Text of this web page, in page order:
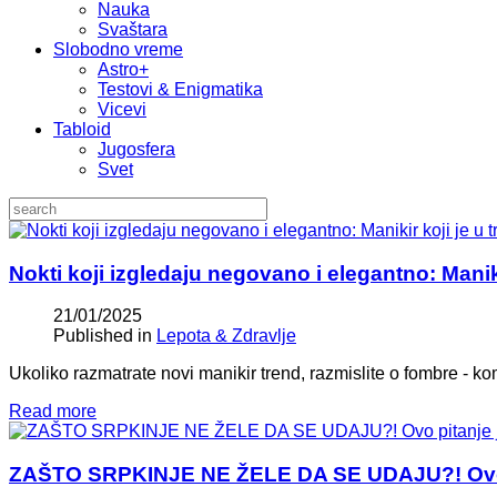
Nauka
Svaštara
Slobodno vreme
Astro+
Testovi & Enigmatika
Vicevi
Tabloid
Jugosfera
Svet
Nokti koji izgledaju negovano i elegantno:
21/01/2025
Published in Lepota & Zdravlje
Ukoliko razmatrate novi manikir trend, razmislite o fombre -
Read more
ZAŠTO SRPKINJE NE ŽELE DA SE UDAJU?!